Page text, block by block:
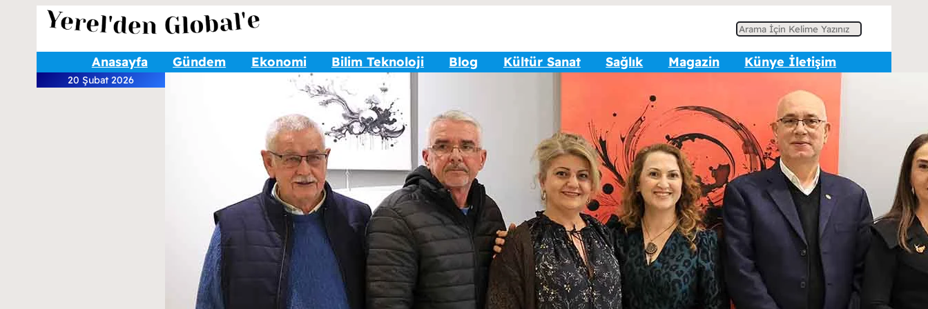
A
r
a
Anasayfa Gündem Ekonomi Bilim Teknoloji Blog Kültür Sanat Sağlık Magazin Künye İletişim
20 Şubat 2026
Popüler İçerikler
Elle Fanning ve